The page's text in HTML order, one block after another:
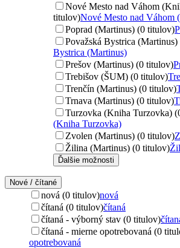
Nové Mesto nad Váhom
titulov)Nové Mesto nad Váhom
Poprad (Martinus) (0 titulov)
Považská Bystrica
Bystrica (Martinus)
Prešov (Martinus) (0 titulov)
Trebišov (ŠUM) (0 titulov)
Trenčín (Martinus) (0 titulov)
Trnava (Martinus) (0 titulov)
Turzovka (Kniha Turzovka)
(Kniha Turzovka)
Zvolen (Martinus) (0 titulov)
Žilina (Martinus) (0 titulov)
Ďalšie možnosti
Nové / čítané
nová (0 titulov)nová
čítaná (0 titulov)čítaná
čítaná - výborný stav (0 titulov)
čítaná - mierne opotrebovaná (0
opotrebovaná